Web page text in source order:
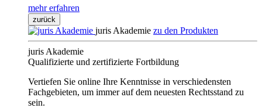
mehr erfahren
zurück
juris Akademie zu den Produkten
juris Akademie
Qualifizierte und zertifizierte Fortbildung
Vertiefen Sie online Ihre Kenntnisse in verschiedensten
Fachgebieten, um immer auf dem neuesten Rechtsstand zu
sein.